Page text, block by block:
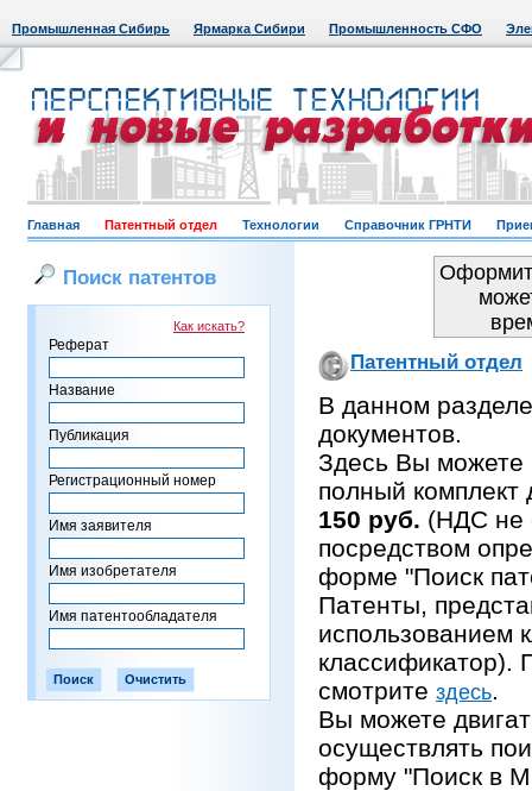
Промышленная Сибирь Ярмарка Сибири Промышленность СФО
Главная Патентный отдел Технологии Справочник ГРНТИ
Поиск патентов
Как искать?
Реферат
Название
Публикация
Регистрационный номер
Имя заявителя
Имя изобретателя
Имя патентообладателя
Патентный отдел
В данном
документов.
Здесь Вы можете
полный комплект
150 руб. (НДС не
посредством
форме "Поиск
Патенты,
использованием
классификатор).
смотрите здесь.
Вы можете
осуществлять
форму "Поиск в